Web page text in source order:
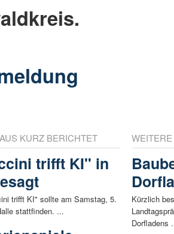
KURZ BERICHTET
trifft KI" in
trifft KI" sollte am Samstag, 5.
stattfinden. ...
Kürzlich
Dorfladens